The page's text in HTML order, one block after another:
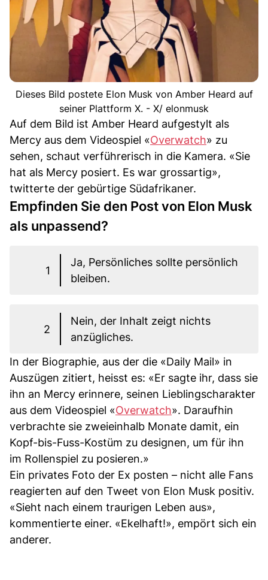
Dieses Bild postete Elon Musk von Amber Heard auf
seiner Plattform X. - X/ elonmusk
Auf dem Bild ist Amber Heard aufgestylt als
Mercy aus dem Videospiel «Overwatch» zu
sehen, schaut verführerisch in die Kamera. «Sie
hat als Mercy posiert. Es war grossartig»,
twitterte der gebürtige Südafrikaner.
Empfinden Sie den Post von Elon Musk
als unpassend?
1
Ja, Persönliches sollte persönlich
bleiben.
2
Nein, der Inhalt zeigt nichts
anzügliches.
In der Biographie, aus der die «Daily Mail» in
Auszügen zitiert, heisst es: «Er sagte ihr, dass sie
ihn an Mercy erinnere, seinen Lieblingscharakter
aus dem Videospiel «Overwatch». Daraufhin
verbrachte sie zweieinhalb Monate damit, ein
Kopf-bis-Fuss-Kostüm zu designen, um für ihn
im Rollenspiel zu posieren.»
Ein privates Foto der Ex posten – nicht alle Fans
reagierten auf den Tweet von Elon Musk positiv.
«Sieht nach einem traurigen Leben aus»,
kommentierte einer. «Ekelhaft!», empört sich ein
anderer.